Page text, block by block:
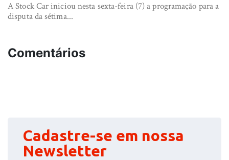
A Stock Car iniciou nesta sexta-feira (7) a programação para a
disputa da sétima...
Comentários
Cadastre-se em nossa
Newsletter